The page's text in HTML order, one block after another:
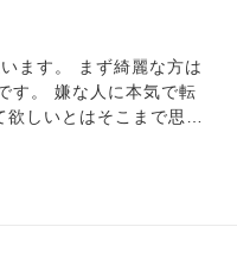
ってしまったのです。
連絡が来ないので本当に
の
を買ってもらいました。
。その袋にはティッシュ
いう過ちをしてしまって
ます。 まず綺麗な方は
す。 嫌な人に本気で転
しいとはそこまで思わ
す。 結構執着してしま
りそういう欲求が強いん
には別れもあることは